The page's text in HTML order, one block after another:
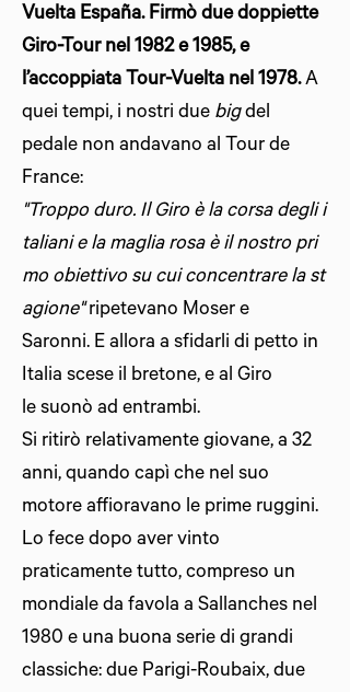
Vuelta España. Firmò due doppiette
Giro-Tour nel 1982 e 1985, e
l’accoppiata Tour-Vuelta nel 1978.A
quei tempi, i nostri due bigdel
pedale non andavano al Tour de
France:
"Troppo duro. Il Giro è la corsa degli i
taliani e la maglia rosa è il nostro pri
mo obiettivo su cui concentrare la st
agione"ripetevano Moser e
Saronni. E allora a sfidarli di petto in
Italia scese il bretone, e al Giro
le suonò ad entrambi.
Si ritirò relativamente giovane, a 32
anni, quando capì che nel suo
motore affioravano le prime ruggini.
Lo fece dopo aver vinto
praticamente tutto, compreso un
mondiale da favola a Sallanches nel
1980 e una buona serie di grandi
classiche: due Parigi-Roubaix, due